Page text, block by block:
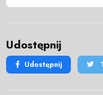
Udostępnij
Udostępnij